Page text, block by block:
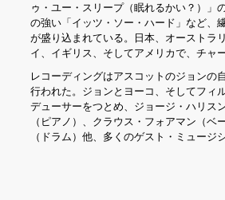
ゥ・ユー・スリープ（眠れるかい？）」
の強い「イッツ・ソー・ハード」など、
が盛り込まれている。日本、オーストラ
イ、イギリス、そしてアメリカで、チャ
レコーディングはアスコットのジョンの
行われた。ジョンとヨーコ、そしてフィ
デューサーをつとめ、ジョージ・ハリス
（ピアノ）、クラウス・フォアマン（ベ
（ドラム）他、多くのゲスト・ミュージ